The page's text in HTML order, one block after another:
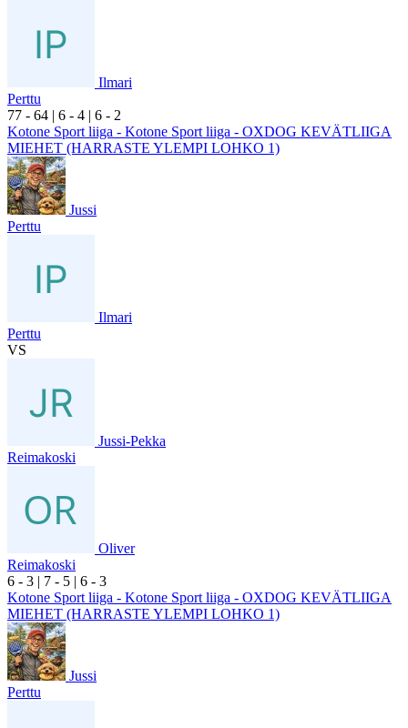
Ilmari
Perttu
77 - 64 | 6 - 4 | 6 - 2
Kotone Sport liiga - Kotone Sport liiga - OXDOG KEVÄTLIIGA
MIEHET (HARRASTE YLEMPI LOHKO 1)
Jussi
Perttu
Ilmari
Perttu
VS
Jussi-Pekka
Reimakoski
Oliver
Reimakoski
6 - 3 | 7 - 5 | 6 - 3
Kotone Sport liiga - Kotone Sport liiga - OXDOG KEVÄTLIIGA
MIEHET (HARRASTE YLEMPI LOHKO 1)
Jussi
Perttu